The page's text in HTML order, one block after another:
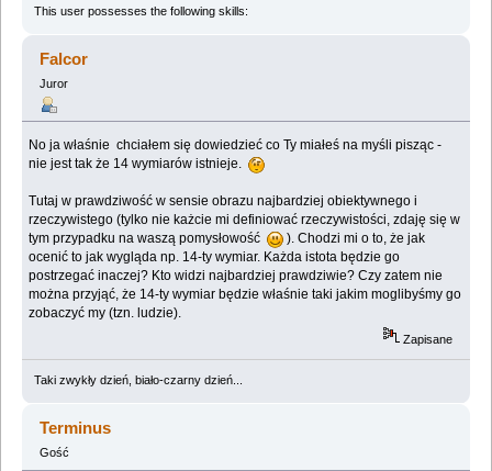
This user possesses the following skills:
Falcor
Juror
No ja właśnie chciałem się dowiedzieć co Ty miałeś na myśli pisząc -
nie jest tak że 14 wymiarów istnieje.
Tutaj w prawdziwość w sensie obrazu najbardziej obiektywnego i
rzeczywistego (tylko nie każcie mi definiować rzeczywistości, zdaję się w
tym przypadku na waszą pomysłowość
). Chodzi mi o to, że jak
ocenić to jak wygląda np. 14-ty wymiar. Każda istota będzie go
postrzegać inaczej? Kto widzi najbardziej prawdziwie? Czy zatem nie
można przyjąć, że 14-ty wymiar będzie właśnie taki jakim moglibyśmy go
zobaczyć my (tzn. ludzie).
Zapisane
Taki zwykły dzień, biało-czarny dzień...
Terminus
Gość